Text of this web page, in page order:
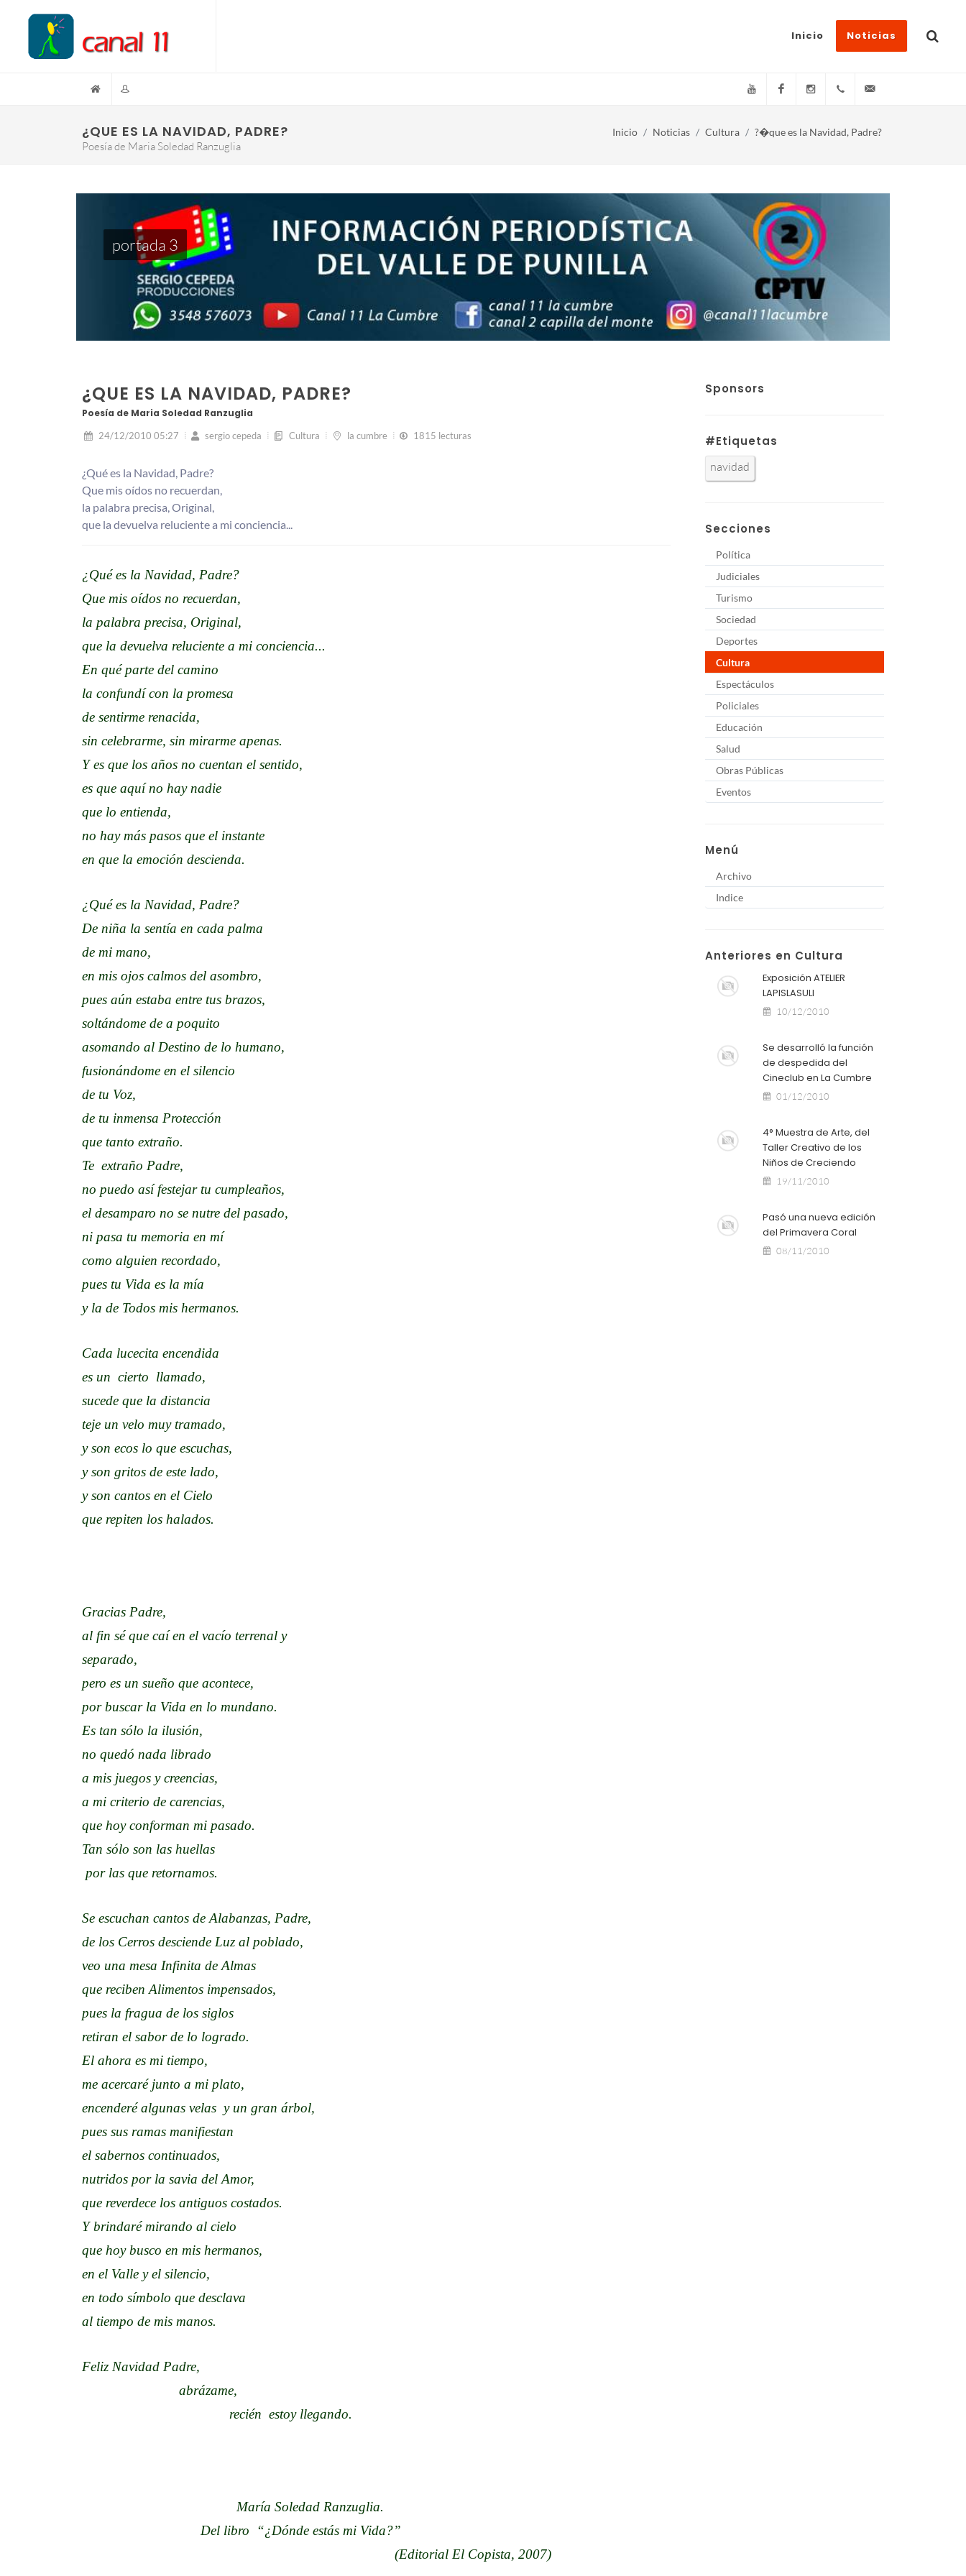
Inicio Noticias
YouTube FacebookInstagram(+54)(9)3548-576073
¿QUE ES LA NAVIDAD, PADRE?
Poesía de Maria Soledad Ranzuglia
Inicio Noticias Cultura ?�que es la Navidad, Padre?
portada 3
¿QUE ES LA NAVIDAD, PADRE?
Poesía de Maria Soledad Ranzuglia
24/12/2010 05:27 sergio cepeda Cultura la cumbre 1815 lecturas
¿Qué es la Navidad, Padre?
Que mis oídos no recuerdan,
la palabra precisa, Original,
que la devuelva reluciente a mi conciencia...
¿Qué es la Navidad, Padre?
Que mis oídos no recuerdan,
la palabra precisa, Original,
que la devuelva reluciente a mi conciencia...
En qué parte del camino
la confundí con la promesa
de sentirme renacida,
sin celebrarme, sin mirarme apenas.
Y es que los años no cuentan el sentido,
es que aquí no hay nadie
que lo entienda,
no hay más pasos que el instante
en que la emoción descienda.
¿Qué es la Navidad, Padre?
De niña la sentía en cada palma
de mi mano,
en mis ojos calmos del asombro,
pues aún estaba entre tus brazos,
soltándome de a poquito
asomando al Destino de lo humano,
fusionándome en el silencio
de tu Voz,
de tu inmensa Protección
que tanto extraño.
Te extraño Padre,
no puedo así festejar tu cumpleaños,
el desamparo no se nutre del pasado,
ni pasa tu memoria en mí
como alguien recordado,
pues tu Vida es la mía
y la de Todos mis hermanos.
Cada lucecita encendida
es un cierto llamado,
sucede que la distancia
teje un velo muy tramado,
y son ecos lo que escuchas,
y son gritos de este lado,
y son cantos en el Cielo
que repiten los halados.
Gracias Padre,
al fin sé que caí en el vacío terrenal y
separado,
pero es un sueño que acontece,
por buscar la Vida en lo mundano.
Es tan sólo la ilusión,
no quedó nada librado
a mis juegos y creencias,
a mi criterio de carencias,
que hoy conforman mi pasado.
Tan sólo son las huellas
por las que retornamos.
Se escuchan cantos de Alabanzas, Padre,
de los Cerros desciende Luz al poblado,
veo una mesa Infinita de Almas
que reciben Alimentos impensados,
pues la fragua de los siglos
retiran el sabor de lo logrado.
El ahora es mi tiempo,
me acercaré junto a mi plato,
encenderé algunas velas y un gran árbol,
pues sus ramas manifiestan
el sabernos continuados,
nutridos por la savia del Amor,
que reverdece los antiguos costados.
Y brindaré mirando al cielo
que hoy busco en mis hermanos,
en el Valle y el silencio,
en todo símbolo que desclava
al tiempo de mis manos.
Feliz Navidad Padre,
abrázame,
recién estoy llegando.
María Soledad Ranzuglia.
Del libro “¿Dónde estás mi Vida?”
(Editorial El Copista, 2007)
Sponsors
#Etiquetas
navidad
Secciones
Política
Judiciales
Turismo
Sociedad
Deportes
Cultura
Espectáculos
Policiales
Educación
Salud
Obras Públicas
Eventos
Menú
Archivo
Indice
Anteriores en Cultura
Exposición ATELIER
LAPISLASULI
10/12/2010
Se desarrolló la función
de despedida‏ del
Cineclub en La Cumbre
01/12/2010
4° Muestra de Arte, del
Taller Creativo de los
Niños de Creciendo
19/11/2010
Pasó una nueva edición
del Primavera Coral
08/11/2010